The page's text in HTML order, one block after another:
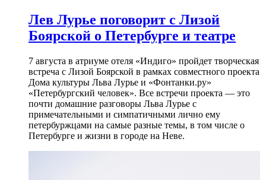
Лев Лурье поговорит с Лизой
Боярской о Петербурге и театре
7 августа в атриуме отеля «Индиго» пройдет творческая
встреча с Лизой Боярской в рамках совместного проекта
Дома культуры Льва Лурье и «Фонтанки.ру»
«Петербургский человек». Все встречи проекта — это
почти домашние разговоры Льва Лурье с
примечательными и симпатичными лично ему
петербуржцами на самые разные темы, в том числе о
Петербурге и жизни в городе на Неве.